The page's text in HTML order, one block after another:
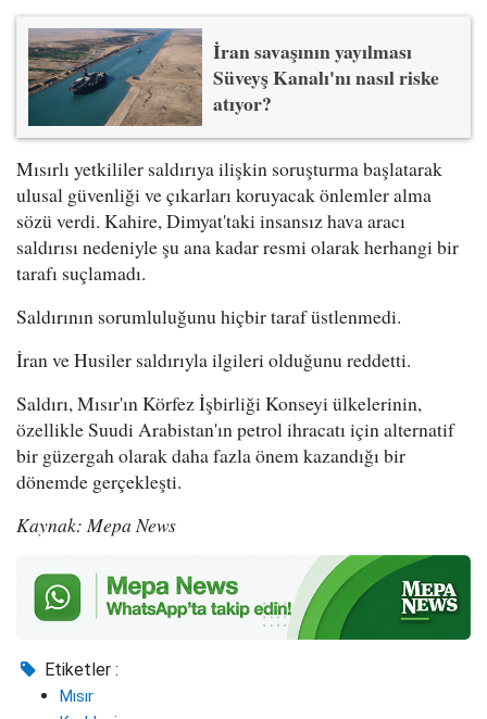
İran savaşının yayılması
Süveyş Kanalı'nı nasıl riske
atıyor?
Mısırlı yetkililer saldırıya ilişkin soruşturma başlatarak
ulusal güvenliği ve çıkarları koruyacak önlemler alma
sözü verdi. Kahire, Dimyat'taki insansız hava aracı
saldırısı nedeniyle şu ana kadar resmi olarak herhangi bir
tarafı suçlamadı.
Saldırının sorumluluğunu hiçbir taraf üstlenmedi.
İran ve Husiler saldırıyla ilgileri olduğunu reddetti.
Saldırı, Mısır'ın Körfez İşbirliği Konseyi ülkelerinin,
özellikle Suudi Arabistan'ın petrol ihracatı için alternatif
bir güzergah olarak daha fazla önem kazandığı bir
dönemde gerçekleşti.
Kaynak: Mepa News
Etiketler :
Mısır